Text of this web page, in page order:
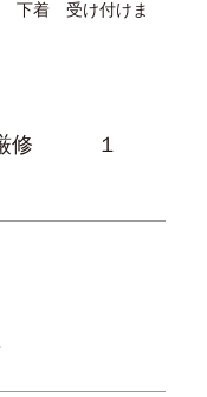
着 受け付けま
厳修
１
行護摩